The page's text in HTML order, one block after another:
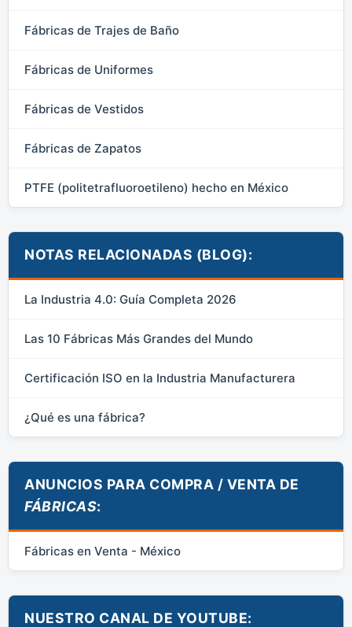
Fábricas de Trajes de Baño
Fábricas de Uniformes
Fábricas de Vestidos
Fábricas de Zapatos
PTFE (politetrafluoroetileno) hecho en México
NOTAS RELACIONADAS (BLOG):
La Industria 4.0: Guía Completa 2026
Las 10 Fábricas Más Grandes del Mundo
Certificación ISO en la Industria Manufacturera
¿Qué es una fábrica?
ANUNCIOS PARA COMPRA / VENTA DE
FÁBRICAS:
Fábricas en Venta - México
NUESTRO CANAL DE YOUTUBE: